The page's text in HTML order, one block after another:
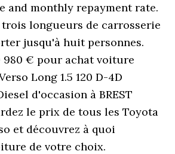
and monthly repayment rate.
longueurs de carrosserie
jusqu'à huit personnes.
980 € pour achat voiture
Long 1.5 120 D-4D
d'occasion à BREST
le prix de tous les Toyota
et découvrez à quoi
de votre choix.